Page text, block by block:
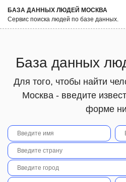
БАЗА ДАННЫХ ЛЮДЕЙ МОСКВА
Сервис поиска людей по базе данных.
База данных
Для того, чтобы найти
Москва - введите
форме